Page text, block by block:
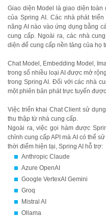
Giao diện Model là giao diện toàn
của Spring AI. Các nhà phát
năng AI nào vào ứng dụng bằng
cung cấp. Ngoài ra, các nhà
diện để cung cấp nền tảng của họ
Chat Model, Embedding Model,
trong số nhiều loại AI được mở
trong Spring AI. Đối với các nhà
một phiên bản phát trực tuyến
Việc triển khai Chat Client sử
thu thập từ nhà cung cấp.
Ngoài ra, việc gọi hàm được
chỉnh cung cấp API mà AI có thể
thời điểm hiện tại, Spring AI hỗ trợ:
Anthropic Claude
Azure OpenAI
Google VertexAI Gemini
Groq
Mistral AI
Ollama